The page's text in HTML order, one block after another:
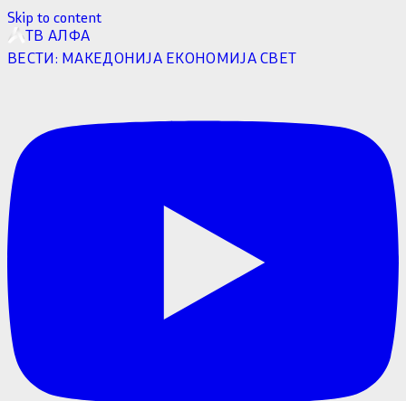
Skip to content
ТВ АЛФА
ВЕСТИ: МАКЕДОНИЈА ЕКОНОМИЈАСВЕТ